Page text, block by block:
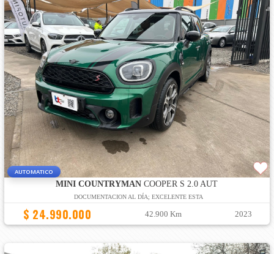
AUTOMATICO
MINI COUNTRYMAN COOPER S 2.0 AUT
DOCUMENTACION AL DÍA; EXCELENTE ESTA
$ 24.990.000 42.900 Km 2023